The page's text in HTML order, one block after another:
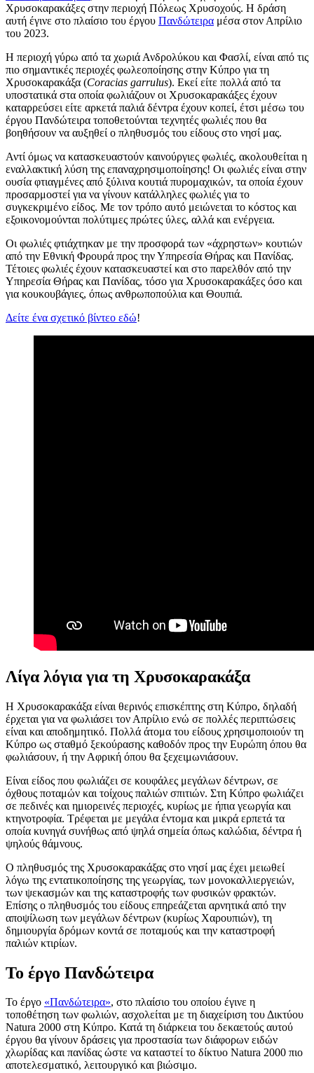
Χρυσοκαρακάξες στην περιοχή Πόλεως Χρυσοχούς. Η δράση
αυτή έγινε στο πλαίσιο του έργου Πανδώτειρα μέσα στον Απρίλιο
του 2023.
Η περιοχή γύρω από τα χωριά Ανδρολύκου και Φασλί, είναι από τις
πιο σημαντικές περιοχές φωλεοποίησης στην Κύπρο για τη
Χρυσοκαρακάξα (Coracias garrulus). Εκεί είτε πολλά από τα
υποστατικά στα οποία φωλιάζουν οι Χρυσοκαρακάξες έχουν
καταρρεύσει είτε αρκετά παλιά δέντρα έχουν κοπεί, έτσι μέσω του
έργου Πανδώτειρα τοποθετούνται τεχνητές φωλιές που θα
βοηθήσουν να αυξηθεί ο πληθυσμός του είδους στο νησί μας.
Αντί όμως να κατασκευαστούν καινούργιες φωλιές, ακολουθείται η
εναλλακτική λύση της επαναχρησιμοποίησης! Οι φωλιές είναι στην
ουσία φτιαγμένες από ξύλινα κουτιά πυρομαχικών, τα οποία έχουν
προσαρμοστεί για να γίνουν κατάλληλες φωλιές για το
συγκεκριμένο είδος. Με τον τρόπο αυτό μειώνεται το κόστος και
εξοικονομούνται πολύτιμες πρώτες ύλες, αλλά και ενέργεια.
Οι φωλιές φτιάχτηκαν με την προσφορά των «άχρηστων» κουτιών
από την Εθνική Φρουρά προς την Υπηρεσία Θήρας και Πανίδας.
Τέτοιες φωλιές έχουν κατασκευαστεί και στο παρελθόν από την
Υπηρεσία Θήρας και Πανίδας, τόσο για Χρυσοκαρακάξες όσο και
για κουκουβάγιες, όπως ανθρωποπούλια και Θουπιά.
Δείτε ένα σχετικό βίντεο εδώ!
Λίγα λόγια για τη Χρυσοκαρακάξα
Η Χρυσοκαρακάξα είναι θερινός επισκέπτης στη Κύπρο, δηλαδή
έρχεται για να φωλιάσει τον Απρίλιο ενώ σε πολλές περιπτώσεις
είναι και αποδημητικό. Πολλά άτομα του είδους χρησιμοποιούν τη
Κύπρο ως σταθμό ξεκούρασης καθοδόν προς την Ευρώπη όπου θα
φωλιάσουν, ή την Αφρική όπου θα ξεχειμωνιάσουν.
Είναι είδος που φωλιάζει σε κουφάλες μεγάλων δέντρων, σε
όχθους ποταμών και τοίχους παλιών σπιτιών. Στη Κύπρο φωλιάζει
σε πεδινές και ημιορεινές περιοχές, κυρίως με ήπια γεωργία και
κτηνοτροφία. Τρέφεται με μεγάλα έντομα και μικρά ερπετά τα
οποία κυνηγά συνήθως από ψηλά σημεία όπως καλώδια, δέντρα ή
ψηλούς θάμνους.
Ο πληθυσμός της Χρυσοκαρακάξας στο νησί μας έχει μειωθεί
λόγω της εντατικοποίησης της γεωργίας, των μονοκαλλιεργειών,
των ψεκασμών και της καταστροφής των φυσικών φρακτών.
Επίσης ο πληθυσμός του είδους επηρεάζεται αρνητικά από την
αποψίλωση των μεγάλων δέντρων (κυρίως Χαρουπιών), τη
δημιουργία δρόμων κοντά σε ποταμούς και την καταστροφή
παλιών κτιρίων.
Το έργο Πανδώτειρα
Το έργο «Πανδώτειρα», στο πλαίσιο του οποίου έγινε η
τοποθέτηση των φωλιών, ασχολείται με τη διαχείριση του Δικτύου
Natura 2000 στη Κύπρο. Κατά τη διάρκεια του δεκαετούς αυτού
έργου θα γίνουν δράσεις για προστασία των διάφορων ειδών
χλωρίδας και πανίδας ώστε να καταστεί το δίκτυο Natura 2000 πιο
αποτελεσματικό, λειτουργικό και βιώσιμο.